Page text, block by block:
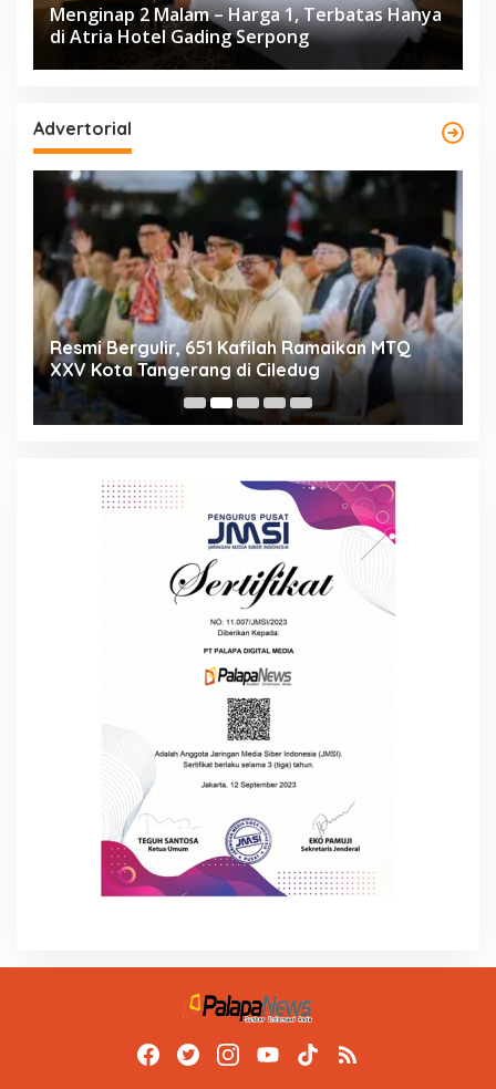
Menginap 2 Malam – Harga 1, Terbatas Hanya
di Atria Hotel Gading Serpong
Advertorial
Resmi Bergulir, 651 Kafilah Ramaikan MTQ
XXV Kota Tangerang di Ciledug